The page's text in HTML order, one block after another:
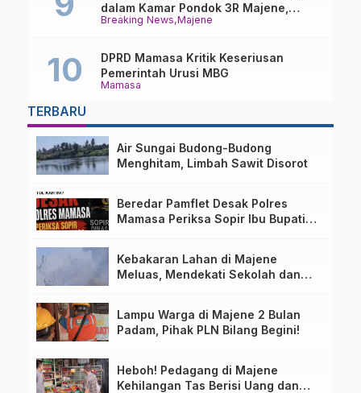
Breaking News Majene
dalam Kamar Pondok 3R Majene,
Polisi Lakukan Penyelidikan
Mamasa
DPRD Mamasa Kritik Keseriusan
Pemerintah Urusi MBG
TERBARU
Air Sungai Budong-Budong
Menghitam, Limbah Sawit Disorot
Beredar Pamflet Desak Polres
Mamasa Periksa Sopir Ibu Bupati
Kebakaran Lahan di Majene
Meluas, Mendekati Sekolah dan
Lampu Warga di Majene 2 Bulan
Padam, Pihak PLN Bilang Begini!
Heboh! Pedagang di Majene
Kehilangan Tas Berisi Uang dan